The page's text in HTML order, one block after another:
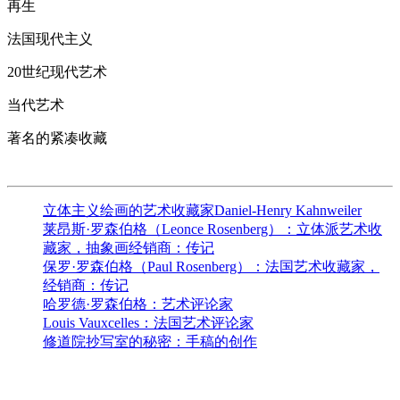
再生
法国现代主义
20世纪现代艺术
当代艺术
著名的紧凑收藏
立体主义绘画的艺术收藏家Daniel-Henry Kahnweiler
莱昂斯·罗森伯格（Leonce Rosenberg）：立体派艺术收
藏家，抽象画经销商：传记
保罗·罗森伯格（Paul Rosenberg）：法国艺术收藏家，
经销商：传记
哈罗德·罗森伯格：艺术评论家
Louis Vauxcelles：法国艺术评论家
修道院抄写室的秘密：手稿的创作